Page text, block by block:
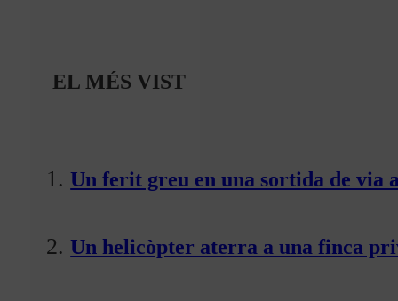
EL MÉS VIST
Un ferit greu en una sortida de via
Un helicòpter aterra a una finca